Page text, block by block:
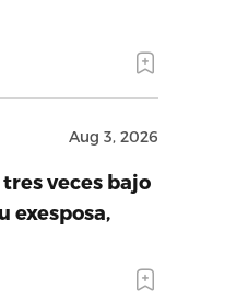
Aug 3, 2026
tres veces bajo
exesposa,